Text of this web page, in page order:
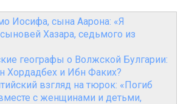
Иосифа, сына Аарона: «Я
Хазара, седьмого из
географы о Волжской Булгарии:
Хордадбех и Ибн Факих?
взгляд на тюрок: «Погиб
с женщинами и детьми,